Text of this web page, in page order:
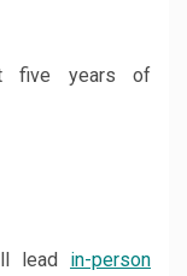
five years of
lead in-person